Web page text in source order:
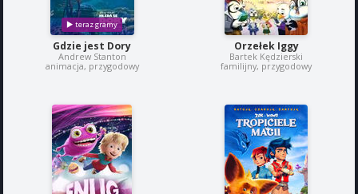
Gdzie jest Dory
Andrew Stanton
animacja, przygodowy
Orzełek Iggy
Bartek Kędzierski
familijny, przygodowy